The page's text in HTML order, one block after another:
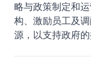
略与政策制定和
构、激励员工及
源，以支持政府的